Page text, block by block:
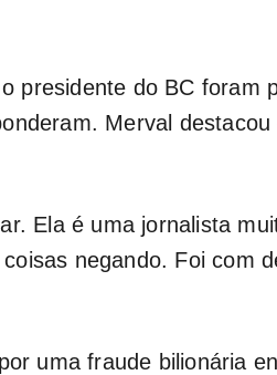
presidente do BC foram
Merval destacou
Ela é uma jornalista
negando. Foi com
uma fraude bilionária